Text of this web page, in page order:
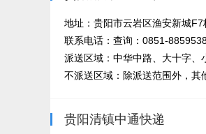
地址：贵阳市云岩区渔安新城F7
联系电话：查询：0851-
派送区域：中华中路、大十字、
不派送区域：除派送范围外，其
贵阳清镇中通快递